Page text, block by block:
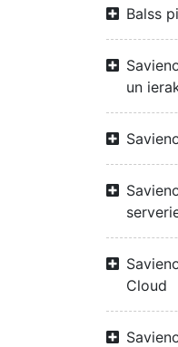
Balss
un
Cloud